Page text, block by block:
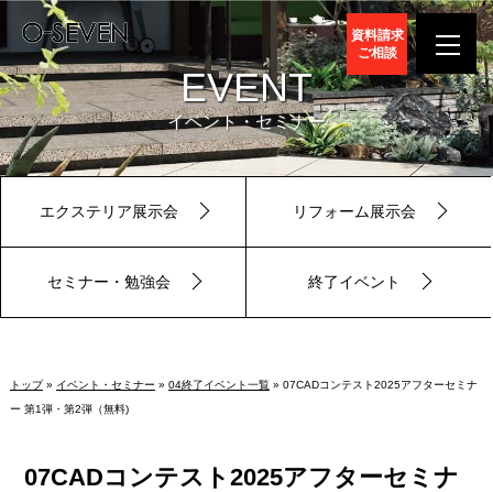
資料請求
ご相談
EVENT
イベント・セミナー
エクステリア展示会 リフォーム展示会
セミナー・勉強会 終了イベント
トップ» イベント・セミナー » 04終了イベント一覧» 07CADコンテスト2025アフターセミナ
ー 第1弾・第2弾（無料)
07CADコンテスト2025アフターセミナ